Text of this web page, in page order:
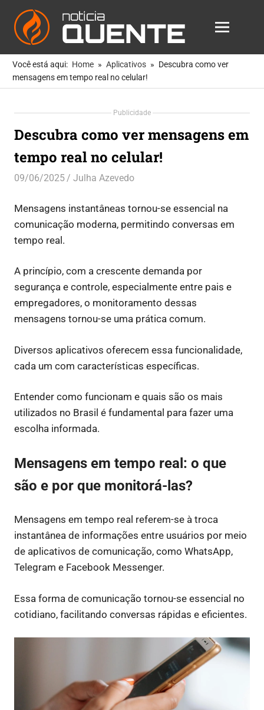
Skip
content
Notícia
Quente
Notícias
Mais
Quentes
Você
MENU
Você está aqui: Home Aplicativos
Descubra como ver
mensagens em tempo real no celular!
Publicidade
Descubra como ver mensagens em
tempo real no celular!
09/06/2025 Julha Azevedo
Mensagens instantâneas tornou-se essencial na
comunicação moderna, permitindo conversas em
tempo real.
A princípio, com a crescente demanda por
segurança e controle, especialmente entre pais e
empregadores, o monitoramento dessas
mensagens tornou-se uma prática comum.
Diversos aplicativos oferecem essa funcionalidade,
cada um com características específicas.
Entender como funcionam e quais são os mais
utilizados no Brasil é fundamental para fazer uma
escolha informada.
Mensagens em tempo real: o que
são e por que monitorá-las?
Mensagens em tempo real referem-se à troca
instantânea de informações entre usuários por meio
de aplicativos de comunicação, como WhatsApp,
Telegram e Facebook Messenger.
Essa forma de comunicação tornou-se essencial no
cotidiano, facilitando conversas rápidas e eficientes.